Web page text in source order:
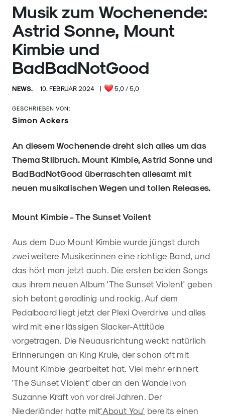
Musik zum Wochenende:
Astrid Sonne, Mount
Kimbie und
BadBadNotGood
NEWS. 10. FEBRUAR 2024 | 5,0 / 5,0
GESCHRIEBEN VON:
Simon Ackers
An diesem Wochenende dreht sich alles um das
Thema Stilbruch. Mount Kimbie, Astrid Sonne und
BadBadNotGood überraschten allesamt mit
neuen musikalischen Wegen und tollen Releases.
Mount Kimbie - The Sunset Voilent
Aus dem Duo Mount Kimbie wurde jüngst durch
zwei weitere Musiker:innen eine richtige Band, und
das hört man jetzt auch. Die ersten beiden Songs
aus ihrem neuen Album 'The Sunset Violent' geben
sich betont geradlinig und rockig. Auf dem
Pedalboard liegt jetzt der Plexi Overdrive und alles
wird mit einer lässigen Slacker-Attitüde
vorgetragen. Die Neuausrichtung weckt natürlich
Erinnerungen an King Krule, der schon oft mit
Mount Kimbie gearbeitet hat. Viel mehr erinnert
'The Sunset Violent' aber an den Wandel von
Suzanne Kraft von vor drei Jahren. Der
Niederländer hatte mit'About You' bereits einen